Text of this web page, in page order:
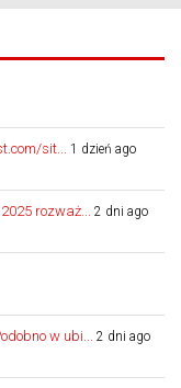
sit... 1 dzień ago
rozważ... 2 dni ago
w ubi... 2 dni ago